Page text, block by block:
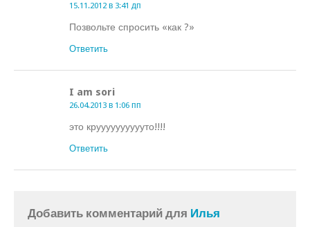
15.11.2012 в 3:41 дп
Позвольте спросить «как ?»
Ответить
I am sori
26.04.2013 в 1:06 пп
это крууууууууууто!!!!
Ответить
Добавить комментарий для Илья